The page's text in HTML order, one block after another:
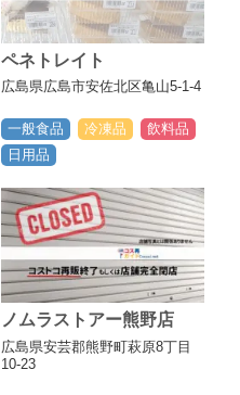
ペネトレイト
広島県広島市安佐北区亀山5-1-4
一般食品 冷凍品
飲料品
日用品
ノムラストアー熊野店
広島県安芸郡熊野町萩原8丁目
10-23